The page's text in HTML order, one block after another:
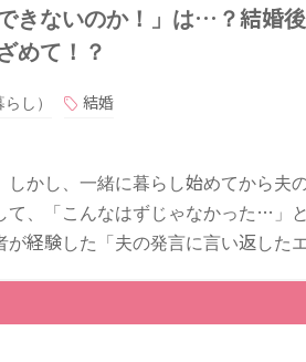
きないのか！」は…？結婚
めて！？
し）
結婚
かし、一緒に暮らし始めてから夫
て、「こんなはずじゃなかった…」
経験した「夫の発言に言い返した